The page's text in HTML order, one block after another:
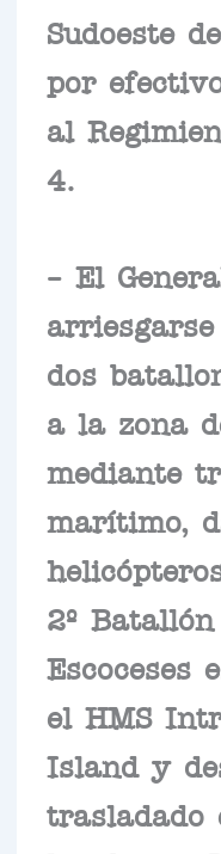
Sudoeste
por
al
4.
– El
dos
a la zona
mediante
marítimo,
2º
Escoceses
el HMS
Island y
trasladado